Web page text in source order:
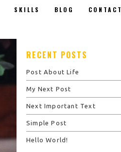
SKILLS BLOG CONTACT
RECENT POSTS
Post About Life
My Next Post
Next Important Text
Simple Post
Hello World!